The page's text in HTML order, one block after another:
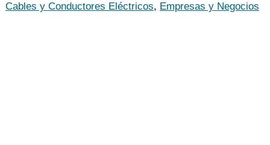
Cables y Conductores Eléctricos, Empresas y Negocios